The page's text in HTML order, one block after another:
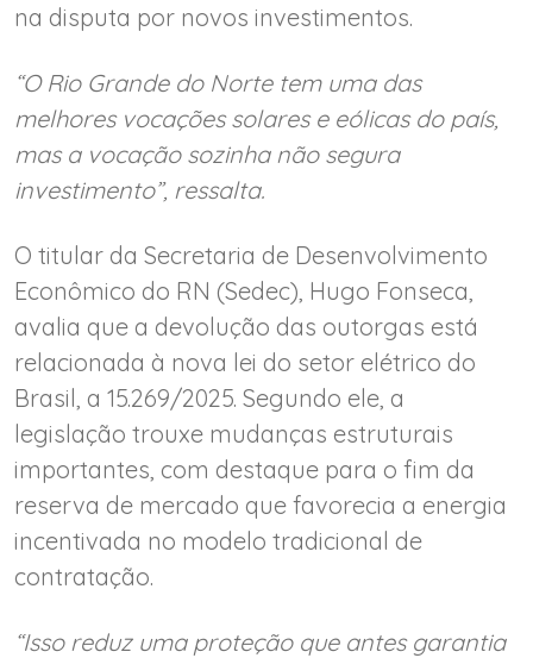
na disputa por novos investimentos.
“O Rio Grande do Norte tem uma das
melhores vocações solares e eólicas do país,
mas a vocação sozinha não segura
investimento”, ressalta.
O titular da Secretaria de Desenvolvimento
Econômico do RN (Sedec), Hugo Fonseca,
avalia que a devolução das outorgas está
relacionada à nova lei do setor elétrico do
Brasil, a 15.269/2025. Segundo ele, a
legislação trouxe mudanças estruturais
importantes, com destaque para o fim da
reserva de mercado que favorecia a energia
incentivada no modelo tradicional de
contratação.
“Isso reduz uma proteção que antes garantia